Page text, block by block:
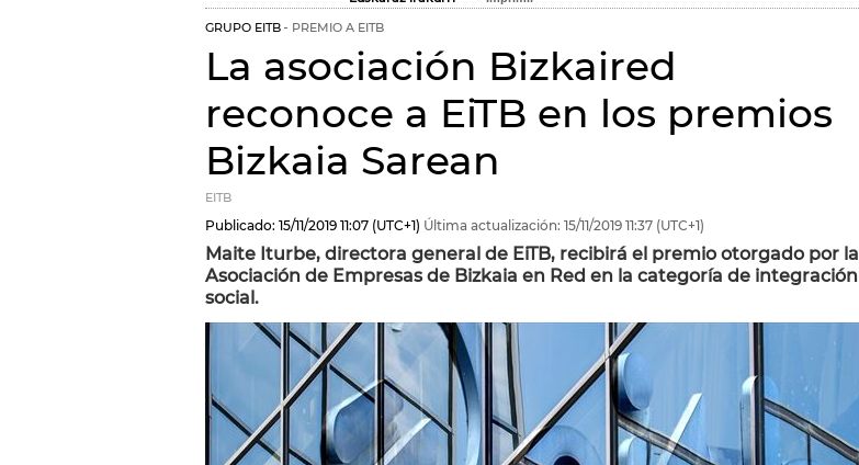
GRUPO EITB PREMIO A EITB
La asociación Bizkaired
reconoce a EiTB en los premios
Bizkaia Sarean
EITB
Publicado: 15/11/2019 11:07 (UTC+1) Última actualización: 15/11/2019 11:37 (UTC+1)
Maite Iturbe, directora general de EiTB, recibirá el premio otorgado por la
Asociación de Empresas de Bizkaia en Red en la categoría de integración
social.